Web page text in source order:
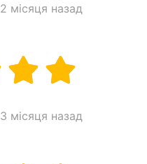
2 місяця назад
3 місяця назад